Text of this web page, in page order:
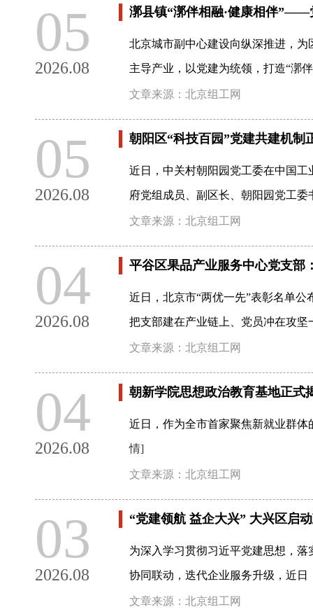
05
2026.08
漷县镇“漷伴相融·健康相伴”——
北京城市副中心建设向纵深推进，
主导产业，以党建为统领，打造“漷
文章来源：北京组工网
05
2026.08
朝阳区“科技百园”党建共建机制
近日，中关村朝阳园党工委在中国
府党组成员、副区长、朝阳园党工
文章来源：北京组工网
04
2026.08
平谷区果品产业服务中心党支部
近日，北京市“两优一先”表彰名单
把支部建在产业链上、党员冲在攻
文章来源：北京组工网
04
2026.08
朝新学院思想政治教育基地正式
近日，作为全市首家聚焦新就业群
情]
文章来源：北京组工网
03
2026.08
“党建领航 益企大兴” 大兴区启
为深入学习贯彻习近平党建思想，
协同联动，迭代企业服务升级，近
文章来源：北京组工网